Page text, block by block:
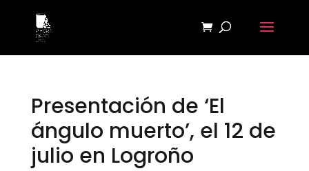
Presentación de ‘El
ángulo muerto’, el 12 de
julio en Logroño